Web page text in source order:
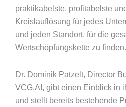
praktikabelste, profitabelste
Kreislauflösung für jedes
und jeden Standort, für die
Wertschöpfungskette zu finden.
Dr. Dominik Patzelt, Director
VCG.AI, gibt einen Einblick in
und stellt bereits bestehende